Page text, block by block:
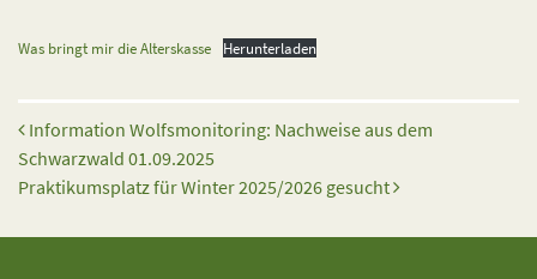
Was bringt mir die Alterskasse Herunterladen
Beitrags-Navigation
Information Wolfsmonitoring: Nachweise aus dem
Schwarzwald 01.09.2025
Praktikumsplatz für Winter 2025/2026 gesucht